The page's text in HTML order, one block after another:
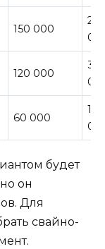
150 000
120 000
60 000
140
будет
он
Для
свайно-